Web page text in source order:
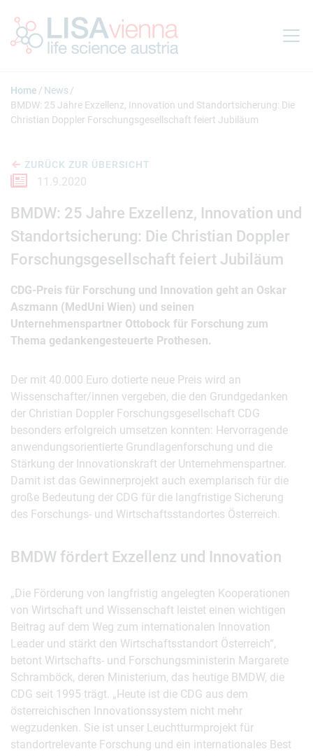
Home
News
BMDW: 25 Jahre Exzellenz, Innovation und Standortsicherung: Die
Christian Doppler Forschungsgesellschaft feiert Jubiläum
ZURÜCK ZUR ÜBERSICHT
11.9.2020
BMDW: 25 Jahre Exzellenz, Innovation und
Standortsicherung: Die Christian Doppler
Forschungsgesellschaft feiert Jubiläum
CDG-Preis für Forschung und Innovation geht an Oskar
Aszmann (MedUni Wien) und seinen
Unternehmenspartner Ottobock für Forschung zum
Thema gedankengesteuerte Prothesen.
Der mit 40.000 Euro dotierte neue Preis wird an
Wissenschafter/innen vergeben, die den Grundgedanken
der Christian Doppler Forschungsgesellschaft CDG
besonders erfolgreich umsetzen konnten: Hervorragende
anwendungsorientierte Grundlagenforschung und die
Stärkung der Innovationskraft der Unternehmenspartner.
Damit ist das Gewinnerprojekt auch exemplarisch für die
große Bedeutung der CDG für die langfristige Sicherung
des Forschungs- und Wirtschaftsstandortes Österreich.
BMDW fördert Exzellenz und Innovation
„Die Förderung von langfristig angelegten Kooperationen
von Wirtschaft und Wissenschaft leistet einen wichtigen
Beitrag auf dem Weg zum internationalen Innovation
Leader und stärkt den Wirtschaftsstandort Österreich“,
betont Wirtschafts- und Forschungsministerin Margarete
Schramböck, deren Ministerium, das heutige BMDW, die
CDG seit 1995 trägt. „Heute ist die CDG aus dem
österreichischen Innovationssystem nicht mehr
wegzudenken. Sie ist unser Leuchtturmprojekt für
standortrelevante Forschung und ein internationales Best